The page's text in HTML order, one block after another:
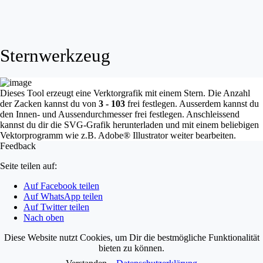
Sternwerkzeug
Dieses Tool erzeugt eine Verktorgrafik mit einem Stern. Die Anzahl
der Zacken kannst du von 3 - 103 frei festlegen. Ausserdem kannst du
den Innen- und Aussendurchmesser frei festlegen. Anschleissend
kannst du dir die SVG-Grafik herunterladen und mit einem beliebigen
Vektorprogramm wie z.B. Adobe® Illustrator weiter bearbeiten.
Feedback
Seite teilen auf:
Auf Facebook teilen
Auf WhatsApp teilen
Auf Twitter teilen
Nach oben
Diese Website nutzt Cookies, um Dir die bestmögliche Funktionalität
bieten zu können.